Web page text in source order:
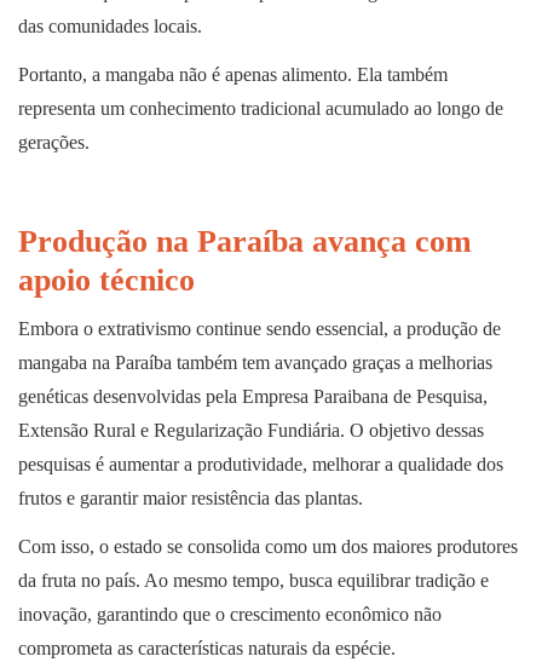
das comunidades locais.
Portanto, a mangaba não é apenas alimento. Ela também
representa um conhecimento tradicional acumulado ao longo de
gerações.
Produção na Paraíba avança com
apoio técnico
Embora o extrativismo continue sendo essencial, a produção de
mangaba na Paraíba também tem avançado graças a melhorias
genéticas desenvolvidas pela Empresa Paraibana de Pesquisa,
Extensão Rural e Regularização Fundiária. O objetivo dessas
pesquisas é aumentar a produtividade, melhorar a qualidade dos
frutos e garantir maior resistência das plantas.
Com isso, o estado se consolida como um dos maiores produtores
da fruta no país. Ao mesmo tempo, busca equilibrar tradição e
inovação, garantindo que o crescimento econômico não
comprometa as características naturais da espécie.